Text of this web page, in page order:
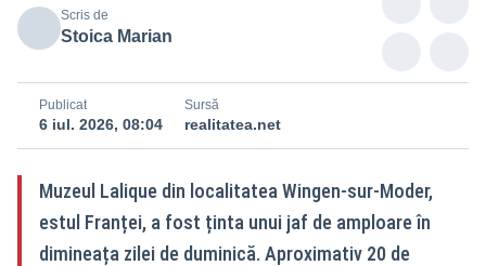
Scris de
Stoica Marian
Publicat
6 iul. 2026, 08:04
Sursă
realitatea.net
Muzeul Lalique din localitatea Wingen-sur-Moder,
estul Franței, a fost ținta unui jaf de amploare în
dimineața zilei de duminică. Aproximativ 20 de